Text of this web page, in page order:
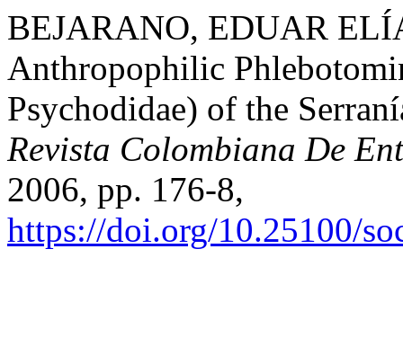
BEJARANO, EDUAR
Anthropophilic
Psychodidae) of the
Revista Colombiana De
2006, pp. 176-8,
https://doi.org/10.25100/